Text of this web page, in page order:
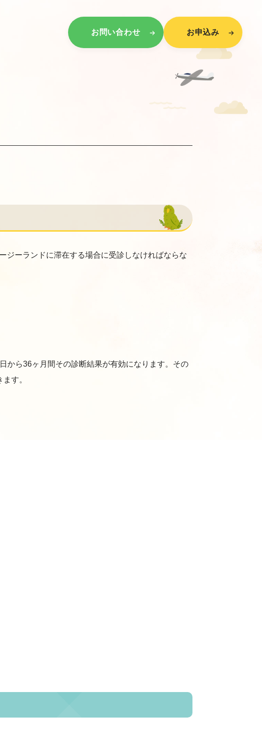
お問い合わせ お申込み
ジーランドに滞在する場合に受診しなければならな
から36ヶ月間その診断結果が有効になります。その
す。